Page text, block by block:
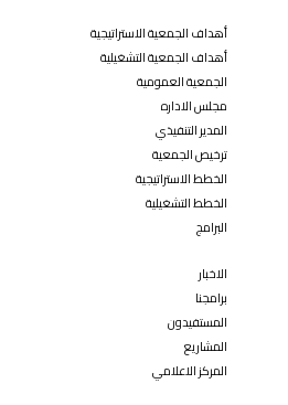
أهداف الجمعية الاستراتيجية
أهداف الجمعية التشغيلية
الجمعية العمومية
مجلس الاداره
المدير التنفيذي
ترخيص الجمعية
الخطط الاستراتيجية
الخطط التشغيلية
البرامج
الاخبار
برامجنا
المستفيدون
المشاريع
المركز الاعلامي